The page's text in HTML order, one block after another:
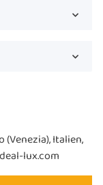
(Venezia), Italien,
lux.com